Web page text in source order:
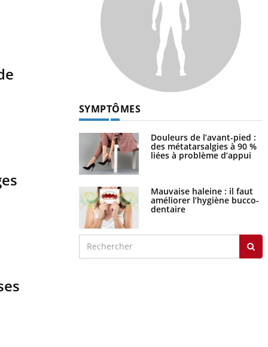
SYMPTÔMES
Douleurs de l’avant-pied :
des métatarsalgies à 90 %
liées à problème d’appui
Mauvaise haleine : il faut
améliorer l’hygiène bucco-
dentaire